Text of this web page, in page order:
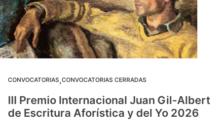
CONVOCATORIAS,CONVOCATORIAS CERRADAS
III Premio Internacional Juan Gil-Albert
de Escritura Aforística y del Yo 2026